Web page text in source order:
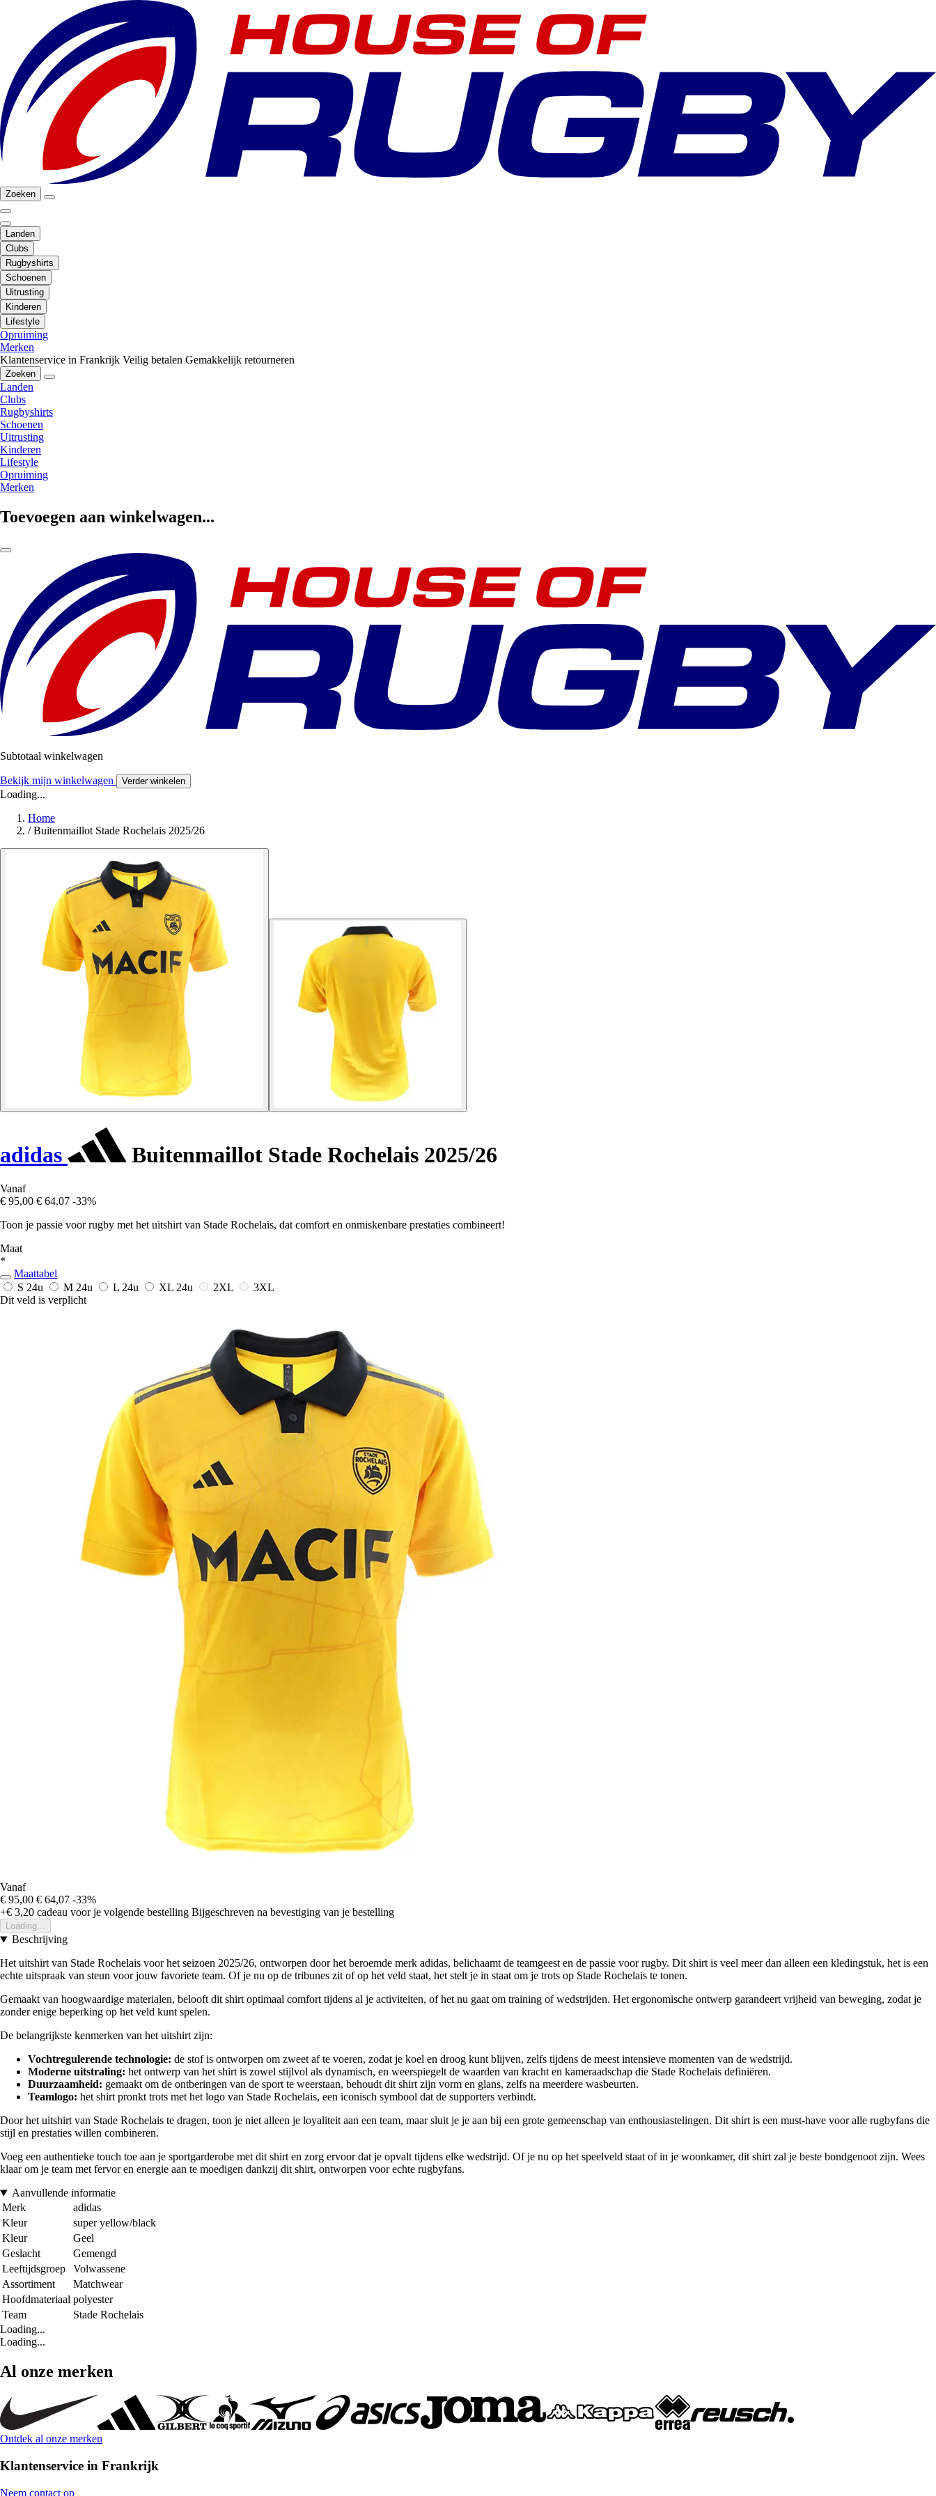
Zoeken
Landen
Clubs
Rugbyshirts
Schoenen
Uitrusting
Kinderen
Lifestyle
Opruiming
Merken
Klantenservice in Frankrijk Veilig betalen Gemakkelijk retourneren
Zoeken
Landen
Clubs
Rugbyshirts
Schoenen
Uitrusting
Kinderen
Lifestyle
Opruiming
Merken
Toevoegen aan winkelwagen...
Subtotaal winkelwagen
Bekijk mijn winkelwagen Verder winkelen
Loading...
Home
/ Buitenmaillot Stade Rochelais 2025/26
adidas Buitenmaillot Stade Rochelais 2025/26
Vanaf
€ 95,00 € 64,07 -33%
Toon je passie voor rugby met het uitshirt van Stade Rochelais, dat comfort en onmiskenbare prestaties combineert!
Maat
*
Maattabel
S 24u M 24u L 24u XL 24u 2XL
3XL
Dit veld is verplicht
Vanaf
€ 95,00 € 64,07 -33%
+€ 3,20 cadeau voor je volgende bestelling Bijgeschreven na bevestiging van je bestelling
Loading...
Beschrijving
Het uitshirt van Stade Rochelais voor het seizoen 2025/26, ontworpen door het beroemde merk adidas, belichaamt de teamgeest en de passie voor rugby. Dit shirt is veel meer dan alleen een kledingstuk, het is een
echte uitspraak van steun voor jouw favoriete team. Of je nu op de tribunes zit of op het veld staat, het stelt je in staat om je trots op Stade Rochelais te tonen.
Gemaakt van hoogwaardige materialen, belooft dit shirt optimaal comfort tijdens al je activiteiten, of het nu gaat om training of wedstrijden. Het ergonomische ontwerp garandeert vrijheid van beweging, zodat je
zonder enige beperking op het veld kunt spelen.
De belangrijkste kenmerken van het uitshirt zijn:
Vochtregulerende technologie: de stof is ontworpen om zweet af te voeren, zodat je koel en droog kunt blijven, zelfs tijdens de meest intensieve momenten van de wedstrijd.
Moderne uitstraling: het ontwerp van het shirt is zowel stijlvol als dynamisch, en weerspiegelt de waarden van kracht en kameraadschap die Stade Rochelais definiëren.
Duurzaamheid: gemaakt om de ontberingen van de sport te weerstaan, behoudt dit shirt zijn vorm en glans, zelfs na meerdere wasbeurten.
Teamlogo: het shirt pronkt trots met het logo van Stade Rochelais, een iconisch symbool dat de supporters verbindt.
Door het uitshirt van Stade Rochelais te dragen, toon je niet alleen je loyaliteit aan een team, maar sluit je je aan bij een grote gemeenschap van enthousiastelingen. Dit shirt is een must-have voor alle rugbyfans die
stijl en prestaties willen combineren.
Voeg een authentieke touch toe aan je sportgarderobe met dit shirt en zorg ervoor dat je opvalt tijdens elke wedstrijd. Of je nu op het speelveld staat of in je woonkamer, dit shirt zal je beste bondgenoot zijn. Wees
klaar om je team met fervor en energie aan te moedigen dankzij dit shirt, ontworpen voor echte rugbyfans.
Aanvullende informatie
Merk
adidas
Kleur
super yellow/black
Kleur
Geel
Geslacht
Gemengd
Leeftijdsgroep
Volwassene
Assortiment
Matchwear
Hoofdmateriaal polyester
Team
Stade Rochelais
Loading...
Loading...
Al onze merken
Ontdek al onze merken
Klantenservice in Frankrijk
Neem contact op